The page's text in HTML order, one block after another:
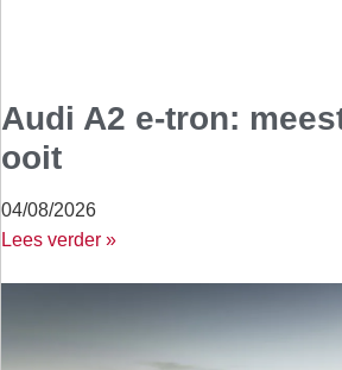
Audi A2 e-tron:
ooit
04/08/2026
Lees verder »